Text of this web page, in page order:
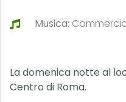
Musica:
La domenica notte al
Centro di Roma.